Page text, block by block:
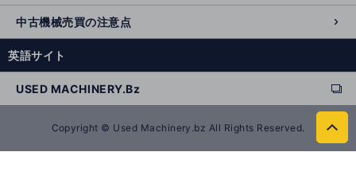
n
al
si
e
中古機械売買の注意点
英語サイト
USED MACHINERY.Bz
ext
e
r
n
Copyright © Used Machinery.bz All Rights Reserved.
to
p